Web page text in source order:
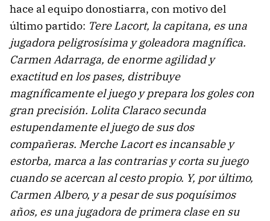
hace al equipo donostiarra, con motivo del
último partido: Tere Lacort, la capitana, es una
jugadora peligrosísima y goleadora magnífica.
Carmen Adarraga, de enorme agilidad y
exactitud en los pases, distribuye
magníficamente el juego y prepara los goles con
gran precisión. Lolita Claraco secunda
estupendamente el juego de sus dos
compañeras. Merche Lacort es incansable y
estorba, marca a las contrarias y corta su juego
cuando se acercan al cesto propio. Y, por último,
Carmen Albero, y a pesar de sus poquísimos
años, es una jugadora de primera clase en su